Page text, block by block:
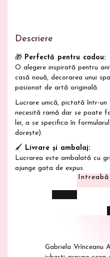
Descriere
de calm, profunzime și
🎁 Perfectă pentru cadou:
O alegere inspirată pentru
casă nouă, decorarea unui
pasionat de artă originală.
Lucrare unică, pictată într-un
necesită ramă dar se poate
lei, a se specifica în
dorește).
🖌️ Livrare și ambalaj:
Lucrarea este ambalată cu
ajunge gata de expus.
Gabriela Vrînceanu